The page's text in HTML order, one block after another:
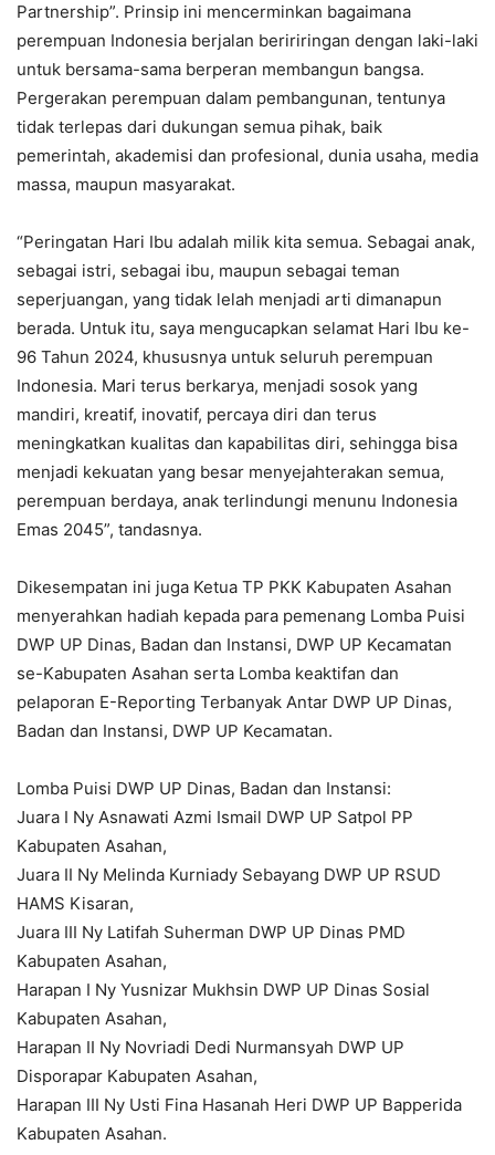
Partnership”. Prinsip ini mencerminkan bagaimana
perempuan Indonesia berjalan beririringan dengan laki-laki
untuk bersama-sama berperan membangun bangsa.
Pergerakan perempuan dalam pembangunan, tentunya
tidak terlepas dari dukungan semua pihak, baik
pemerintah, akademisi dan profesional, dunia usaha, media
massa, maupun masyarakat.
“Peringatan Hari Ibu adalah milik kita semua. Sebagai anak,
sebagai istri, sebagai ibu, maupun sebagai teman
seperjuangan, yang tidak lelah menjadi arti dimanapun
berada. Untuk itu, saya mengucapkan selamat Hari Ibu ke-
96 Tahun 2024, khususnya untuk seluruh perempuan
Indonesia. Mari terus berkarya, menjadi sosok yang
mandiri, kreatif, inovatif, percaya diri dan terus
meningkatkan kualitas dan kapabilitas diri, sehingga bisa
menjadi kekuatan yang besar menyejahterakan semua,
perempuan berdaya, anak terlindungi menunu Indonesia
Emas 2045”, tandasnya.
Dikesempatan ini juga Ketua TP PKK Kabupaten Asahan
menyerahkan hadiah kepada para pemenang Lomba Puisi
DWP UP Dinas, Badan dan Instansi, DWP UP Kecamatan
se-Kabupaten Asahan serta Lomba keaktifan dan
pelaporan E-Reporting Terbanyak Antar DWP UP Dinas,
Badan dan Instansi, DWP UP Kecamatan.
Lomba Puisi DWP UP Dinas, Badan dan Instansi:
Juara I Ny Asnawati Azmi Ismail DWP UP Satpol PP
Kabupaten Asahan,
Juara II Ny Melinda Kurniady Sebayang DWP UP RSUD
HAMS Kisaran,
Juara III Ny Latifah Suherman DWP UP Dinas PMD
Kabupaten Asahan,
Harapan I Ny Yusnizar Mukhsin DWP UP Dinas Sosial
Kabupaten Asahan,
Harapan II Ny Novriadi Dedi Nurmansyah DWP UP
Disporapar Kabupaten Asahan,
Harapan III Ny Usti Fina Hasanah Heri DWP UP Bapperida
Kabupaten Asahan.